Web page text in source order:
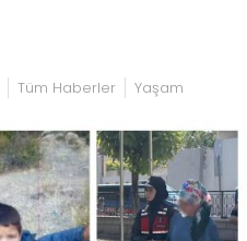
Tüm Haberler Yaşam